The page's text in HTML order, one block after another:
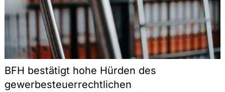
BFH bestätigt hohe Hürden des
gewerbesteuerrechtlichen